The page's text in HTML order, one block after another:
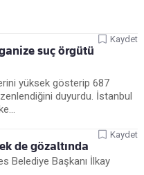
suç örgütü
Kaydet
yüksek gösterip 687
duyurdu. İstanbul
de gözaltında
Kaydet
Belediye Başkanı İlkay